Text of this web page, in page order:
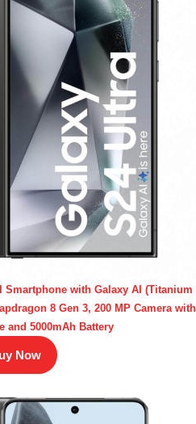
Smartphone with Galaxy AI (Titanium
8 Gen 3, 200 MP Camera with
and 5000mAh Battery
Now